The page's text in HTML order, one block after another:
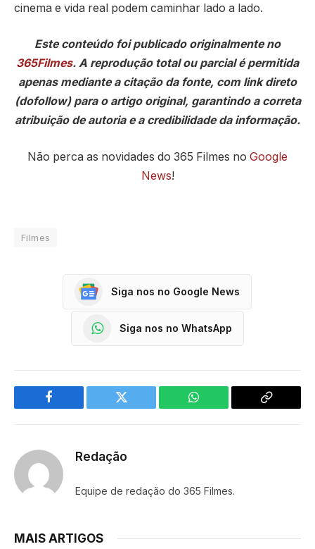
cinema e vida real podem caminhar lado a lado.
Este conteúdo foi publicado originalmente no
365Filmes. A reprodução total ou parcial é permitida
apenas mediante a citação da fonte, com link direto
(dofollow) para o artigo original, garantindo a correta
atribuição de autoria e a credibilidade da informação.
Não perca as novidades do 365 Filmes no Google
News!
Filmes
Siga nos no Google News
Siga nos no WhatsApp
Facebook Twitter WhatsApp
Copy
Redação
Equipe de redação do 365 Filmes.
MAIS ARTIGOS